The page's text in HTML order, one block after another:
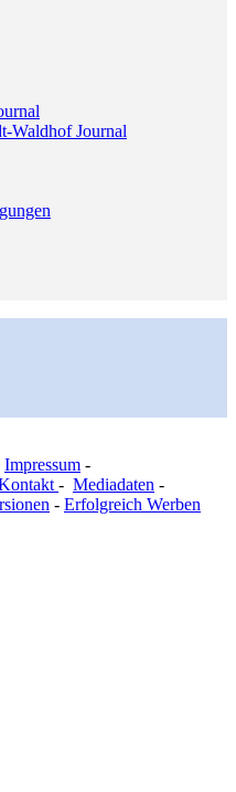
Waldhof Journal
Impressum -
- Mediadaten -
- Erfolgreich Werben